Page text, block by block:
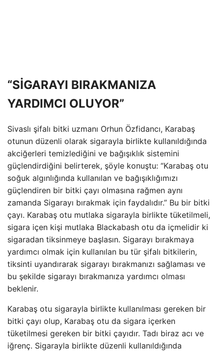
“SİGARAYI BIRAKMANIZA
YARDIMCI OLUYOR”
Sivaslı şifalı bitki uzmanı Orhun Özfidancı, Karabaş
otunun düzenli olarak sigarayla birlikte kullanıldığında
akciğerleri temizlediğini ve bağışıklık sistemini
güçlendirdiğini belirterek, şöyle konuştu: “Karabaş otu
soğuk algınlığında kullanılan ve bağışıklığımızı
güçlendiren bir bitki çayı olmasına rağmen aynı
zamanda Sigarayı bırakmak için faydalıdır.” Bu bir bitki
çayı. Karabaş otu mutlaka sigarayla birlikte tüketilmeli,
sigara içen kişi mutlaka Blackabash otu da içmelidir ki
sigaradan tiksinmeye başlasın. Sigarayı bırakmaya
yardımcı olmak için kullanılan bu tür şifalı bitkilerin,
tiksinti uyandırarak sigarayı bırakmanızı sağlaması ve
bu şekilde sigarayı bırakmanıza yardımcı olması
beklenir.
Karabaş otu sigarayla birlikte kullanılması gereken bir
bitki çayı olup, Karabaş otu da sigara içerken
tüketilmesi gereken bir bitki çayıdır. Tadı biraz acı ve
iğrenç. Sigarayla birlikte düzenli kullanıldığında